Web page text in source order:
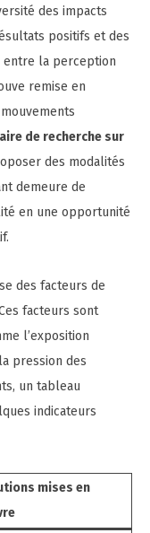
des impacts
positifs et des
entre la perception
remise en
de recherche sur
des modalités
demeure de
en une opportunité
des facteurs de
facteurs sont
l’exposition
pression des
un tableau
indicateurs
mises en